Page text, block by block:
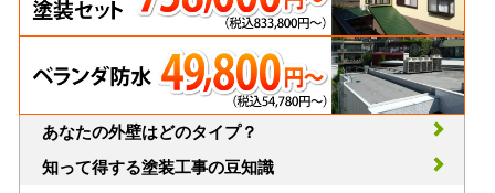
あなたの外壁はどのタイプ？
知って得する塗装工事の豆知識